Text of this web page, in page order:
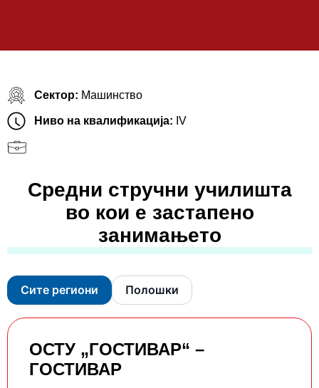
Сектор: Машинство
Ниво на квалификација: IV
Средни стручни училишта
во кои е застапено
занимањето
Сите региони Полошки
ОСТУ „ГОСТИВАР“ –
ГОСТИВАР